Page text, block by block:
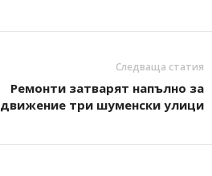
Следваща статия
Ремонти затварят напълно за
движение три шуменски улици